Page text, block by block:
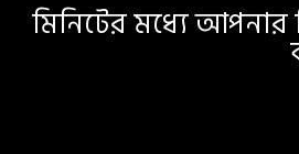
মিনিটের মধ্যে